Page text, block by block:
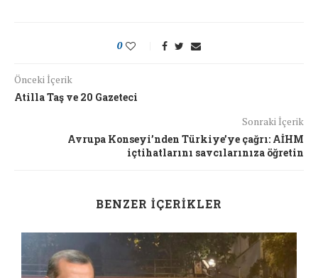
0
Önceki İçerik
Atilla Taş ve 20 Gazeteci
Sonraki İçerik
Avrupa Konseyi’nden Türkiye’ye çağrı: AİHM
içtihatlarını savcılarınıza öğretin
BENZER İÇERIKLER